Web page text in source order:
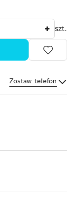
szt.
Zostaw telefon